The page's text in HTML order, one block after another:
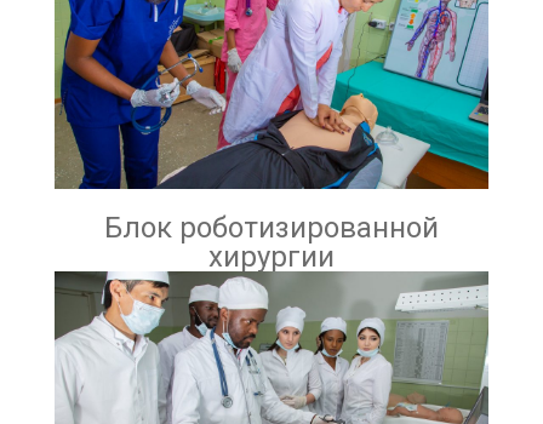
Блок роботизированной
хирургии